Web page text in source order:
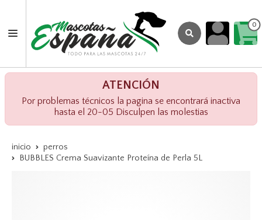
0
ATENCIÓN
Por problemas técnicos la pagina se encontrará inactiva
hasta el 20-05 Disculpen las molestias
inicio
perros
BUBBLES Crema Suavizante Proteína de Perla 5L